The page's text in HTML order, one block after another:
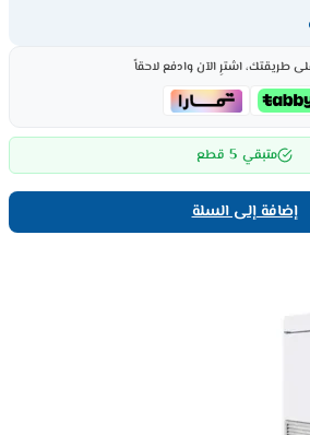
طريقتك، اشترِ الآن وادفع لاحقاً
متبقي 5 قطع
إضافة إلى السلة